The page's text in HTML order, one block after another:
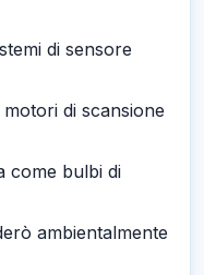
di sensore
di scansione
come bulbi di
ambientalmente